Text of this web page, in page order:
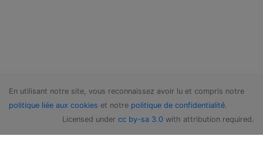
En utilisant notre site, vous reconnaissez avoir lu et compris notre
politique liée aux cookies et notre politique de confidentialité.
Licensed under cc by-sa 3.0 with attribution required.